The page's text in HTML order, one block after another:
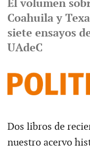
El volumen
Coahuila y
siete ensayos
UAdeC
Dos libros de
nuestro acervo